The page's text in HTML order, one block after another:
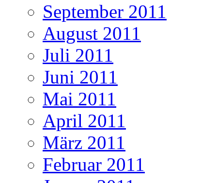
September 2011
August 2011
Juli 2011
Juni 2011
Mai 2011
April 2011
März 2011
Februar 2011